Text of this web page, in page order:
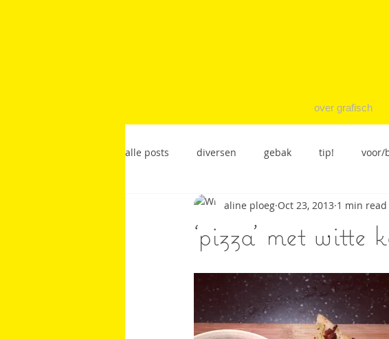
over grafisch
alle posts diversen gebak tip! voor/
lunchgerecht restaurantrecensies
‘pizza’ met witte
aline ploeg Oct 23, 2013 1 min read